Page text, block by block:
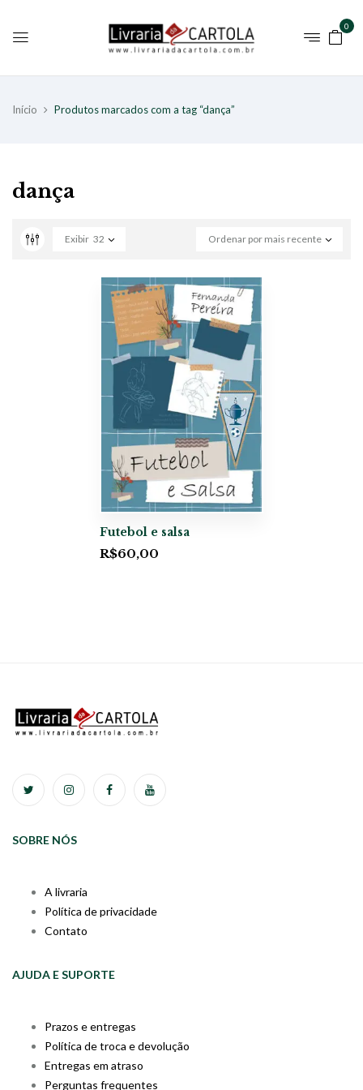
0
Início Produtos marcados com a tag “dança”
dança
Ordenar por mais recente
Exibir 32
Futebol e salsa
R$60,00
SOBRE NÓS
A livraria
Política de privacidade
Contato
AJUDA E SUPORTE
Prazos e entregas
Política de troca e devolução
Entregas em atraso
Perguntas frequentes